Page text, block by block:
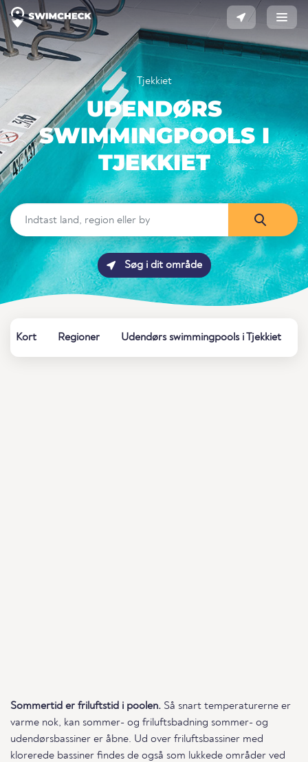
Tjekkiet
UDENDØRS
SWIMMINGPOOLS I
TJEKKIET
Søg i dit område
Kort Regioner Udendørs swimmingpools i Tjekkiet
Sommertid er friluftstid i poolen. Så snart temperaturerne er
varme nok, kan sommer- og friluftsbadning sommer- og
udendørsbassiner er åbne. Ud over friluftsbassiner med
klorerede bassiner findes de også som lukkede områder ved